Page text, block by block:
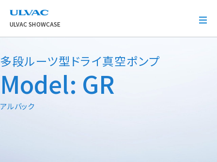
ULVAC
ULVAC SHOWCASE
多段ルーツ型ドライ真空ポンプ
Model: GR
アルバック